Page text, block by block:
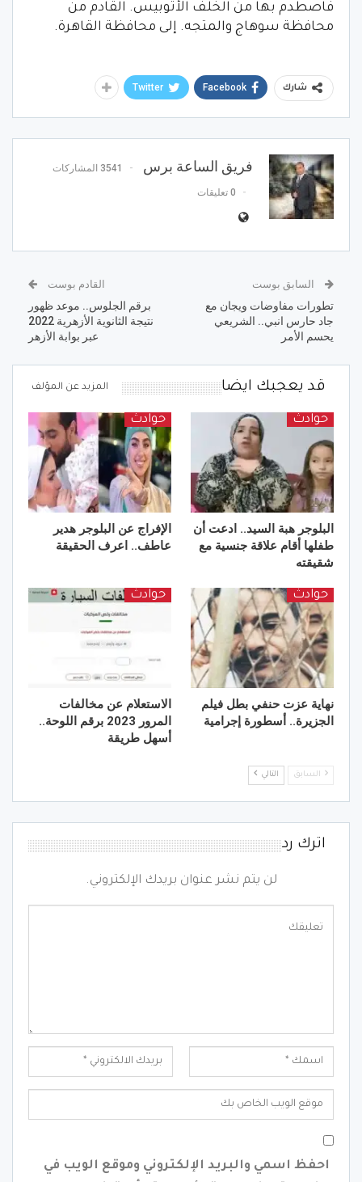
فاصطدم بها من الخلف الأتوبيس. القادم من
محافظة سوهاج والمتجه. إلى محافظة القاهرة.
شارك Facebook
Twitter
فريق الساعة برس 3541 المشاركات
0 تعليقات
السابق بوست
تطورات مفاوضات ويجان مع
جاد حارس انبي.. الشريعي
يحسم الأمر
القادم بوست
برقم الجلوس.. موعد ظهور
نتيجة الثانوية الأزهرية 2022
عبر بوابة الأزهر
قد يعجبك ايضا المزيد عن المؤلف
حوادث
البلوجر هبة السيد.. ادعت أن
طفلها أقام علاقة جنسية مع
شقيقته
حوادث
الإفراج عن البلوجر هدير
عاطف.. اعرف الحقيقة
حوادث
نهاية عزت حنفي بطل فيلم
الجزيرة.. أسطورة إجرامية
حوادث
الاستعلام عن مخالفات
المرور 2023 برقم اللوحة..
أسهل طريقة
السابق التالي
اترك رد
لن يتم نشر عنوان بريدك الإلكتروني.
احفظ اسمي والبريد الإلكتروني وموقع الويب في